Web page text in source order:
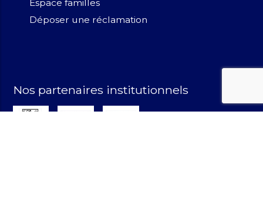
Espace familles
Déposer une réclamation
Nos partenaires institutionnels